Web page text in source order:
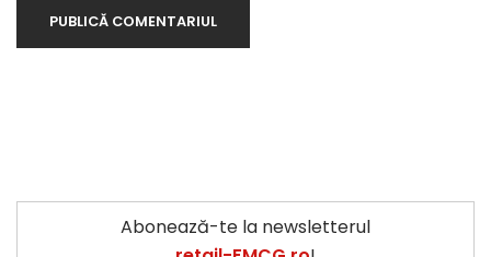
Abonează-te la newsletterul